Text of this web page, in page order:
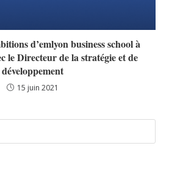
d’emlyon business school à
le Directeur de la stratégie et de
développement
15 juin 2021